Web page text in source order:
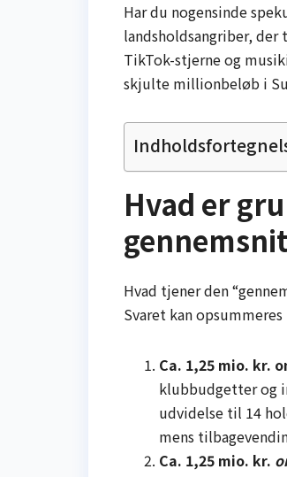
Har du nogensinde
landsholdsangriber, der
TikTok-stjerne og
skjulte millionbeløb i
Hvad er
Hvad tjener den
Svaret kan
Ca. 1,25 mio. kr.
klubbudgetter og
udvidelse til 14
mens
Ca. 1,25 mio. kr.